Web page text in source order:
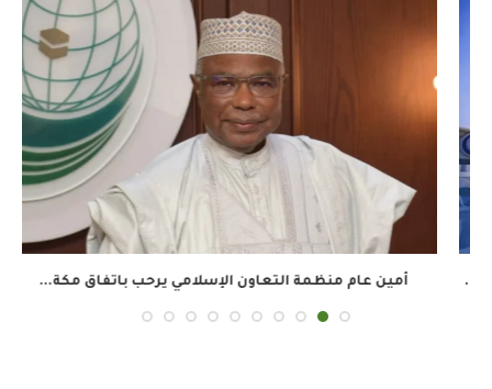
أمين عام منظمة التعاون الإسلامي يرحب باتفاق مكة...